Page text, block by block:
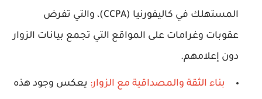
المستهلك في كاليفورنيا (CCPA)، والتي تفرض
عقوبات وغرامات على المواقع التي تجمع بيانات الزوار
دون إعلامهم.
بناء الثقة والمصداقية مع الزوار: يعكس وجود هذه